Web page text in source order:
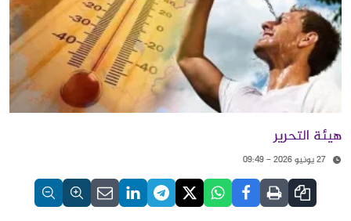
هيئة التحرير
27 يونيو 2026 - 09:49